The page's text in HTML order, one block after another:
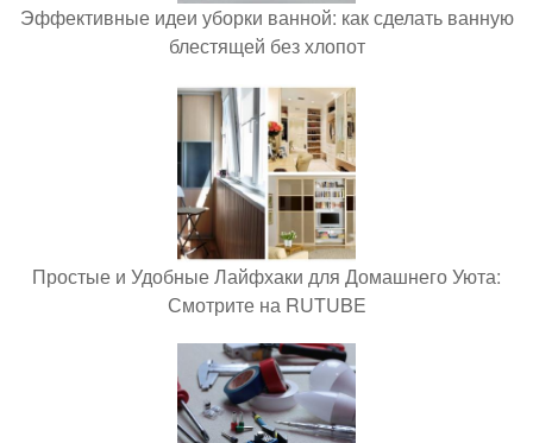
Эффективные идеи уборки ванной: как сделать ванную
блестящей без хлопот
Простые и Удобные Лайфхаки для Домашнего Уюта:
Смотрите на RUTUBE